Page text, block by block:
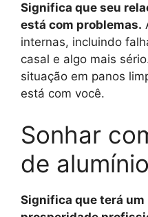
Significa que seu
está com problemas.
internas, incluindo
casal e algo mais
situação em panos
está com você.
Sonhar
de alumínio
Significa que terá um